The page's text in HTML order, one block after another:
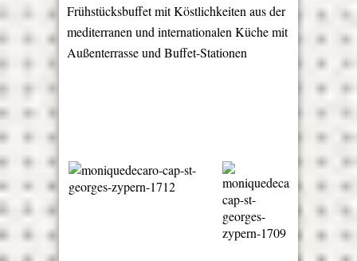
Frühstücksbuffet mit Köstlichkeiten aus der
mediterranen und internationalen Küche mit
Außenterrasse und Buffet-Stationen